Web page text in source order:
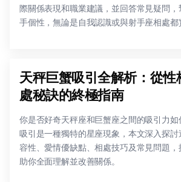
際關係表現和職業建議，並回答常見疑問
手個性，無論是自我認識或與射手座相處都
天秤巨蟹吸引全解析：從性
處秘訣的終極指南
你是否好奇天秤座和巨蟹座之間的吸引力
吸引是一種獨特的星座現象，本文深入探
容性、愛情優缺點、相處技巧及常見問題
助你全面理解並改善關係。